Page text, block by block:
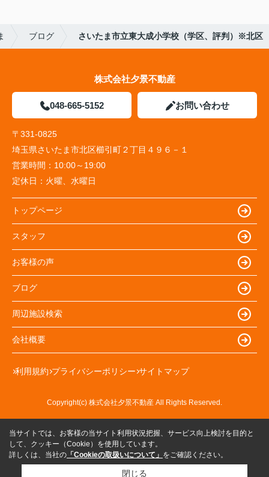
ブログ さいたま市立東大成小学校（学区、評判）※北区
株式会社夕景不動産
048-665-5152 お問い合わせ
〒331-0825
埼玉県さいたま市北区櫛引町２丁目４９６－１
営業時間： 10:00～19:00
定休日： 火曜、水曜日
トップページ
スタッフ
お客様の声
ブログ
周辺施設検索
会社概要
利用規約 プライバシーポリシー サイトマップ
Copyright(c) 株式会社夕景不動産 All Rights Reserved.
当サイトでは、お客様の当サイト利用状況把握、サービス向上検討を目的と
して、クッキー（Cookie）を使用しています。
詳しくは、当社の 「Cookieの取扱いについて」 をご確認ください。
閉じる